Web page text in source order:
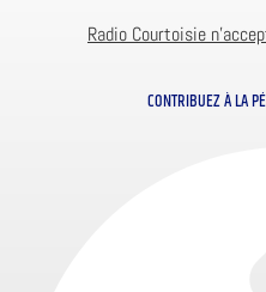
Radio Courtoisie
CONTRIBUEZ À LA